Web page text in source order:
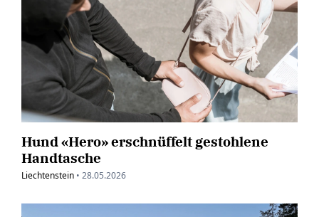
Hund «Hero» erschnüffelt gestohlene
Handtasche
Liechtenstein • 28.05.2026